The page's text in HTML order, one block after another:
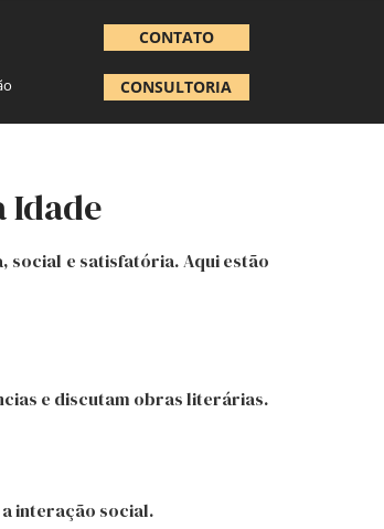
CONTATO
CONSULTORIA
Idade
social e satisfatória. Aqui estão
e discutam obras literárias.
interação social.